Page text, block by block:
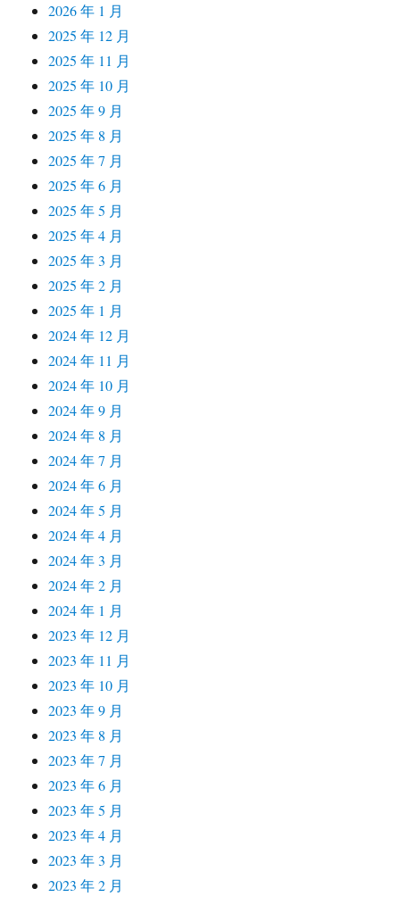
2026 年 1 月
2025 年 12 月
2025 年 11 月
2025 年 10 月
2025 年 9 月
2025 年 8 月
2025 年 7 月
2025 年 6 月
2025 年 5 月
2025 年 4 月
2025 年 3 月
2025 年 2 月
2025 年 1 月
2024 年 12 月
2024 年 11 月
2024 年 10 月
2024 年 9 月
2024 年 8 月
2024 年 7 月
2024 年 6 月
2024 年 5 月
2024 年 4 月
2024 年 3 月
2024 年 2 月
2024 年 1 月
2023 年 12 月
2023 年 11 月
2023 年 10 月
2023 年 9 月
2023 年 8 月
2023 年 7 月
2023 年 6 月
2023 年 5 月
2023 年 4 月
2023 年 3 月
2023 年 2 月